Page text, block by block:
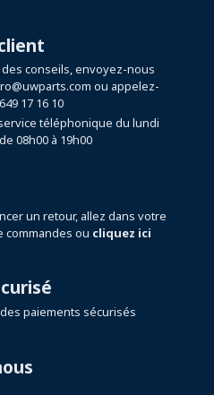
conseils, envoyez-nous
ou appelez-
17 16 10
téléphonique du lundi
08h00 à 19h00
un retour, allez dans votre
commandes ou cliquez ici
paiements sécurisés